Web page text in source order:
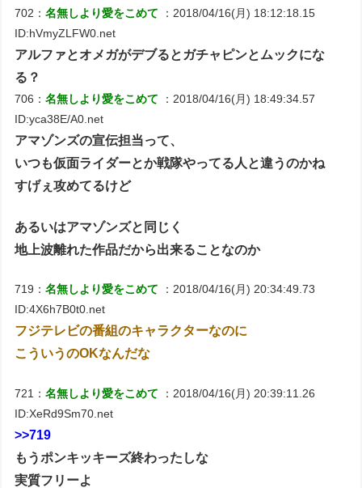
702：名無しより愛をこめて
：2018/04/16(月) 18:12:18.15
ID:hVmyZLFW0.net
アルファとオメガがデブるとガチャピンとムックにな
る？
706：名無しより愛をこめて
：2018/04/16(月) 18:49:34.57
ID:yca38E/A0.net
アマゾンズの宣伝担当って、
いつも仮面ライダーとか戦隊やってる人と違うのかね
すげぇ攻めてるけど
あるいはアマゾンズと同じく
地上波離れた作品だから出来ることなのか
719：名無しより愛をこめて
：2018/04/16(月) 20:34:49.73
ID:4X6h7B0t0.net
フジテレビの番組のキャラクターなのに
こういうのOKなんだな
721：名無しより愛をこめて
：2018/04/16(月) 20:39:11.26
ID:XeRd9Sm70.net
>>719
もうポンキッキーズ終わったしな
実質フリーよ